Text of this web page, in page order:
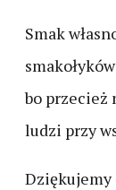
Smak
bo przecież
ludzi przy
Dziękujemy